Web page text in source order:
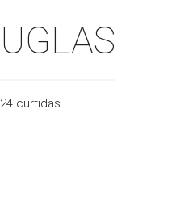
24 curtidas